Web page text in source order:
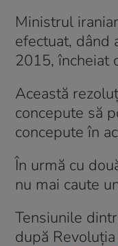
Ministrul
efectuat, dând
2015, încheiat
Această
concepute să
concepute în
În urmă cu
nu mai caute
Tensiunile
după